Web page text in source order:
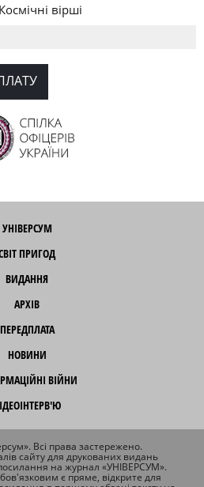
Космічні вірші
УНІВЕРСУМ
ПРИГОД
ВИДАННЯ
АРХІВ
ПЕРЕДПЛАТА
НОВИНИ
ВІЙНИ
Всі права застережено.
сайту для друкованих видань
на журнал «УНІВЕРСУМ».
є пряме, відкрите для